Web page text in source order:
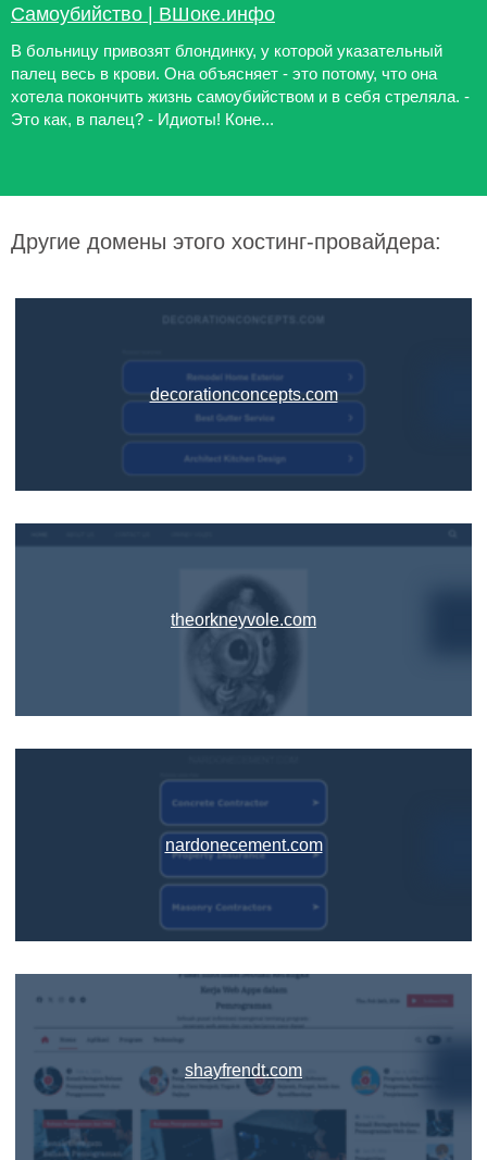
Самоубийство | ВШоке.инфо
В больницу привозят блондинку, у которой указательный
палец весь в крови. Она объясняет - это потому, что она
хотела покончить жизнь самоубийством и в себя стреляла. -
Это как, в палец? - Идиоты! Коне...
Другие домены этого хостинг-провайдера:
decorationconcepts.com
theorkneyvole.com
nardonecement.com
shayfrendt.com